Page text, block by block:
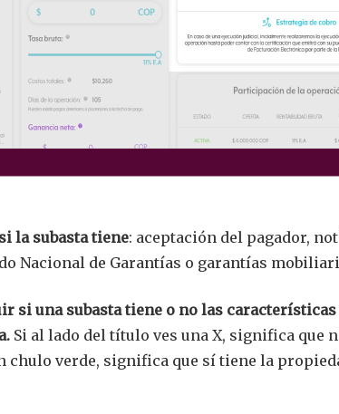
la subasta tiene: aceptación del pagador,
Nacional de Garantías o garantías
si una subasta tiene o no las
Si al lado del título ves una X, significa que
chulo verde, significa que sí tiene la